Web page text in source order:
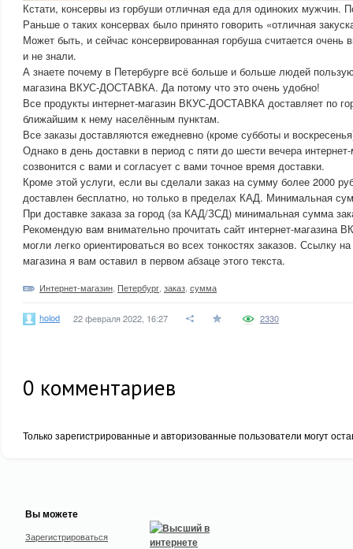
Кстати, консервы из горбуши отличная еда для одиноких мужчин.
Раньше о таких консервах было принято говорить «отличная
Может быть, и сейчас консервированная горбуша считается очень
и не знали.
А знаете почему в Петербурге всё больше и больше людей
магазина ВКУС-ДОСТАВКА. Да потому что это очень удобно!
Все продукты интернет-магазин ВКУС-ДОСТАВКА доставляет по
ближайшим к нему населённым пунктам.
Все заказы доставляются ежедневно (кроме субботы и
Однако в день доставки в период с пяти до шести вечера
созвонится с вами и согласует с вами точное время доставки.
Кроме этой услуги, если вы сделали заказ на сумму более 2000
доставлен бесплатно, но только в пределах КАД. Минимальная
При доставке заказа за город (за КАД/ЗСД) минимальная сумма
Рекомендую вам внимательно прочитать сайт интернет-
могли легко ориентироваться во всех тонкостях заказов. Ссылку на
магазина я вам оставил в первом абзаце этого текста.
Интернет-магазин Петербург заказ сумма
holod 22 февраля 2022, 16:27 2330
0 комментариев
Только зарегистрированные и авторизованные пользователи могут
Вы можете
Зарегистрироваться